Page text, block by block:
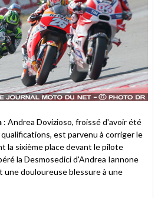
: Andrea Dovizioso, froissé d'avoir été
est parvenu à corriger le
la sixième place devant le pilote
la Desmosedici d'Andrea Iannone
une douloureuse blessure à une